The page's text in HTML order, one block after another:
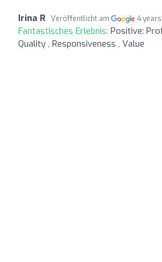
Irina R Veröffentlicht am 4
Fantastisches Erlebnis: Positive:
Quality , Responsiveness , Value